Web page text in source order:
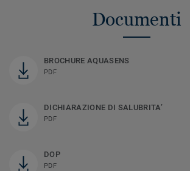
Documenti
BROCHURE AQUASENS
PDF
DICHIARAZIONE DI SALUBRITA’
PDF
DOP
PDF